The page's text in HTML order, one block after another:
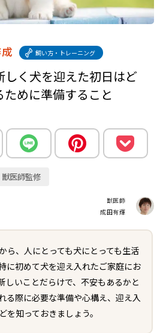
飼い方・トレーニング
しく犬を迎えた初日はど
めに準備すること
獣医師監修
獣医師
成田有輝
ら、人にとっても犬にとっても生活
に初めて犬を迎え入れたご家庭にお
しいことだらけで、不安もあるかと
る際に必要な準備や心構え、迎え入
を知っておきましょう。